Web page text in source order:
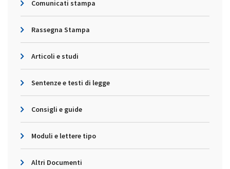
Comunicati stampa
Rassegna Stampa
Articoli e studi
Sentenze e testi di legge
Consigli e guide
Moduli e lettere tipo
Altri Documenti